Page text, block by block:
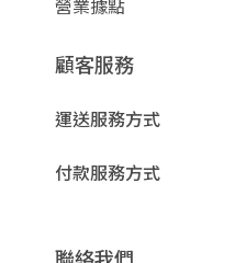
營業據點
顧客服務
運送服務方式
付款服務方式
聯絡我們